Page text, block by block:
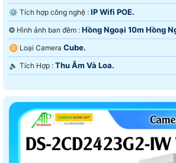
⚙ Tích hợp công nghệ : IP Wifi POE.
❂ Hình ảnh ban đêm : Hồng Ngoại 10m Hồng
♊ Loại Camera Cube.
️🔈 Tích Hợp : Thu Âm Và Loa.